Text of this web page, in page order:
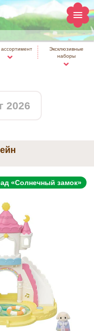
Эксклюзивные
наборы
2026
«Солнечный замок»